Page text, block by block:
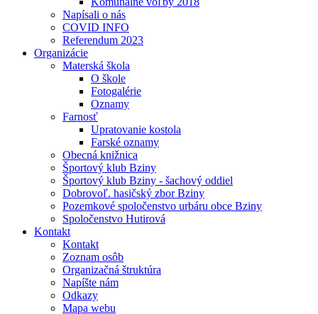
Napísali o nás
COVID INFO
Referendum 2023
Organizácie
Materská škola
O škole
Fotogalérie
Oznamy
Farnosť
Upratovanie kostola
Farské oznamy
Obecná knižnica
Športový klub Bziny
Športový klub Bziny - šachový oddiel
Dobrovoľ. hasičský zbor Bziny
Pozemkové spoločenstvo urbáru obce Bziny
Spoločenstvo Hutirová
Kontakt
Kontakt
Zoznam osôb
Organizačná štruktúra
Napíšte nám
Odkazy
Mapa webu